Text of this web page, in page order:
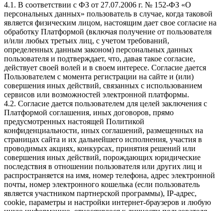
4.1. В соответствии с ФЗ от 27.07.2006 г. № 152-ФЗ «О
персональных данных» пользователь в случае, когда таковой
является физическим лицом, настоящим дает свое согласие на
обработку Платформой (включая получение от пользователя
и/или любых третьих лиц, с учетом требований,
определенных данным законом) персональных данных
пользователя и подтверждает, что, давая такое согласие,
действует своей волей и в своем интересе. Согласие дается
Пользователем с момента регистрации на сайте и (или)
совершения иных действий, связанных с использованием
сервисов или возможностей электронной платформы.
4.2. Согласие дается пользователем для целей заключения с
Платформой соглашения, иных договоров, прямо
предусмотренных настоящей Политикой
конфиденциальности, иных соглашений, размещенных на
страницах сайта и их дальнейшего исполнения, участия в
проводимых акциях, конкурсах, принятия решений или
совершения иных действий, порождающих юридические
последствия в отношении пользователя или других лиц и
распространяется на имя, номер телефона, адрес электронной
почты, номер электронного кошелька (если пользователь
является участником партнерской программы), IP-адрес,
cookie, параметры и настройки интернет-браузеров и любую